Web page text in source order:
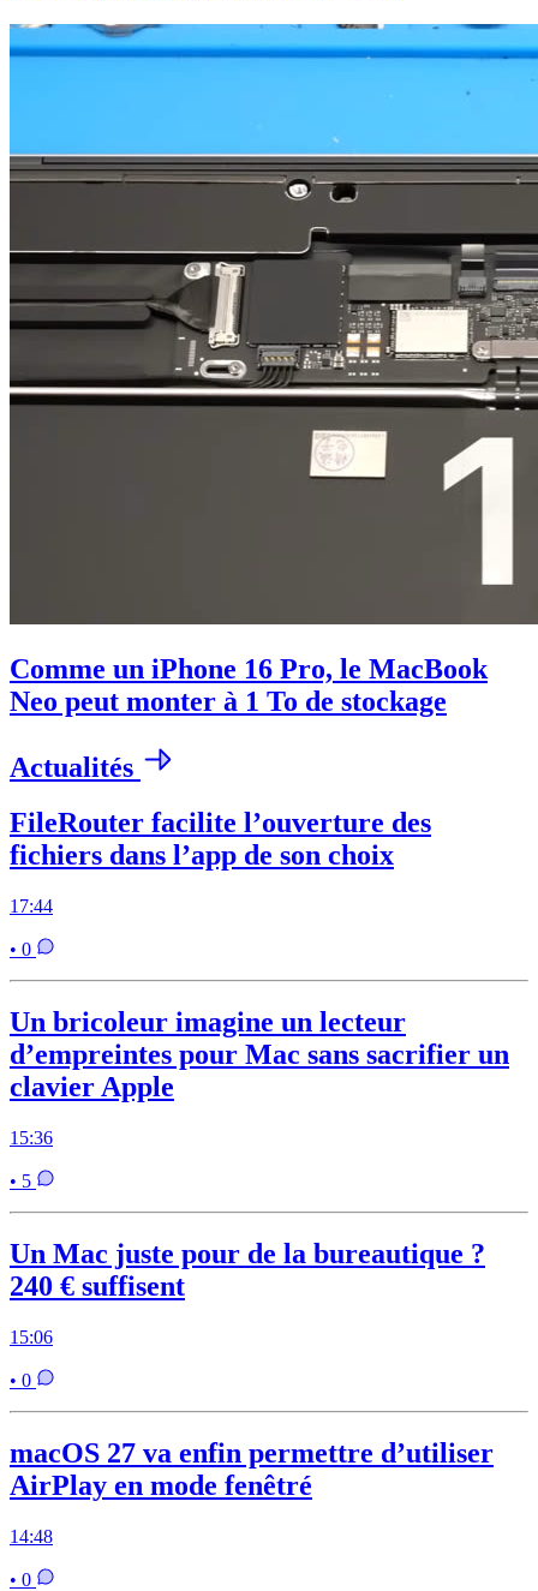
Comme un iPhone 16 Pro, le MacBook
Neo peut monter à 1 To de stockage
Actualités
FileRouter facilite l’ouverture des
fichiers dans l’app de son choix
17:44
• 0
Un bricoleur imagine un lecteur
d’empreintes pour Mac sans sacrifier un
clavier Apple
15:36
• 5
Un Mac juste pour de la bureautique ?
240 € suffisent
15:06
• 0
macOS 27 va enfin permettre d’utiliser
AirPlay en mode fenêtré
14:48
• 0